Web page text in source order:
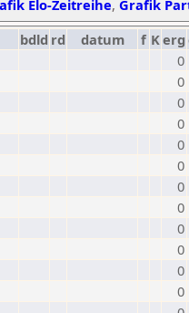
Elo-Zeitreihe, Grafik
bdld rd datum f Kerg
0
0
0
0
0
0
0
0
0
0
0
0